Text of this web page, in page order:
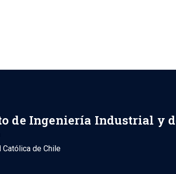
de Ingeniería Industrial y
de Chile